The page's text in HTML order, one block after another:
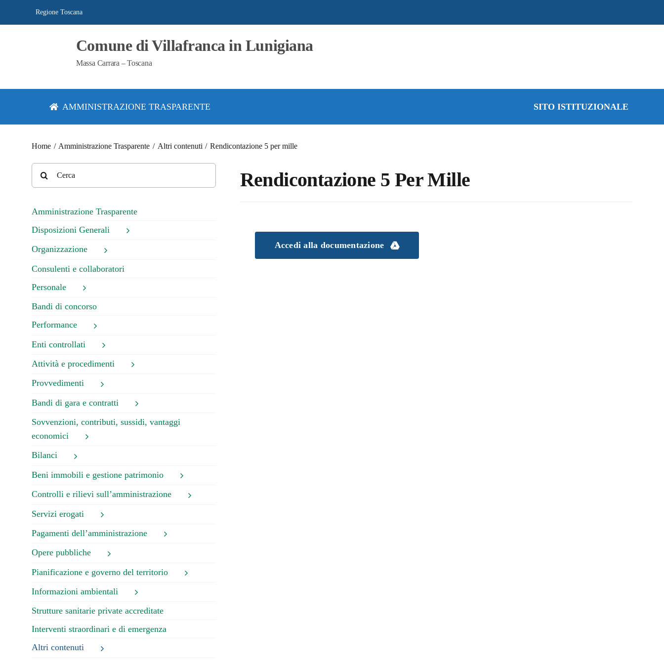
Regione Toscana
Comune di Villafranca in Lunigiana
Massa Carrara – Toscana
AMMINISTRAZIONE TRASPARENTE SITO ISTITUZIONALE
Home Amministrazione Trasparente Altri contenuti Rendicontazione 5 per mille
Cerca
per:
Amministrazione Trasparente
Disposizioni Generali
Organizzazione
Consulenti e collaboratori
Personale
Bandi di concorso
Performance
Enti controllati
Attività e procedimenti
Provvedimenti
Bandi di gara e contratti
Sovvenzioni, contributi, sussidi, vantaggi
economici
Bilanci
Beni immobili e gestione patrimonio
Controlli e rilievi sull’amministrazione
Servizi erogati
Pagamenti dell’amministrazione
Opere pubbliche
Pianificazione e governo del territorio
Informazioni ambientali
Strutture sanitarie private accreditate
Interventi straordinari e di emergenza
Altri contenuti
Rendicontazione 5 Per Mille
Accedi alla documentazione